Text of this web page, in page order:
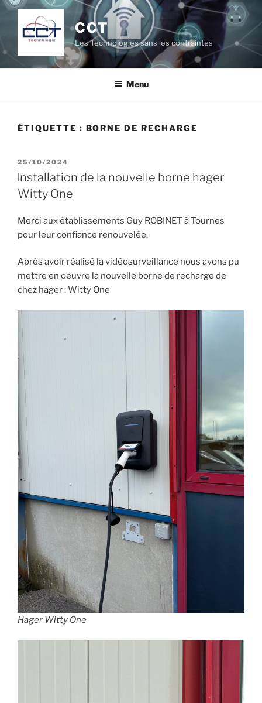
Aller
contenu
principal
CCT
Les Technologies sans les contraintes
Menu
ÉTIQUETTE : BORNE DE RECHARGE
PUBLIÉ
LE
25/10/2024
Installation de la nouvelle borne hager
Witty One
Merci aux établissements Guy ROBINET à Tournes
pour leur confiance renouvelée.
Après avoir réalisé la vidéosurveillance nous avons pu
mettre en oeuvre la nouvelle borne de recharge de
chez hager : Witty One
Hager Witty One